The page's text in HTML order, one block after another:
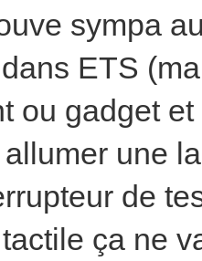
sympa
ETS
ou gadget
une
de
ça ne